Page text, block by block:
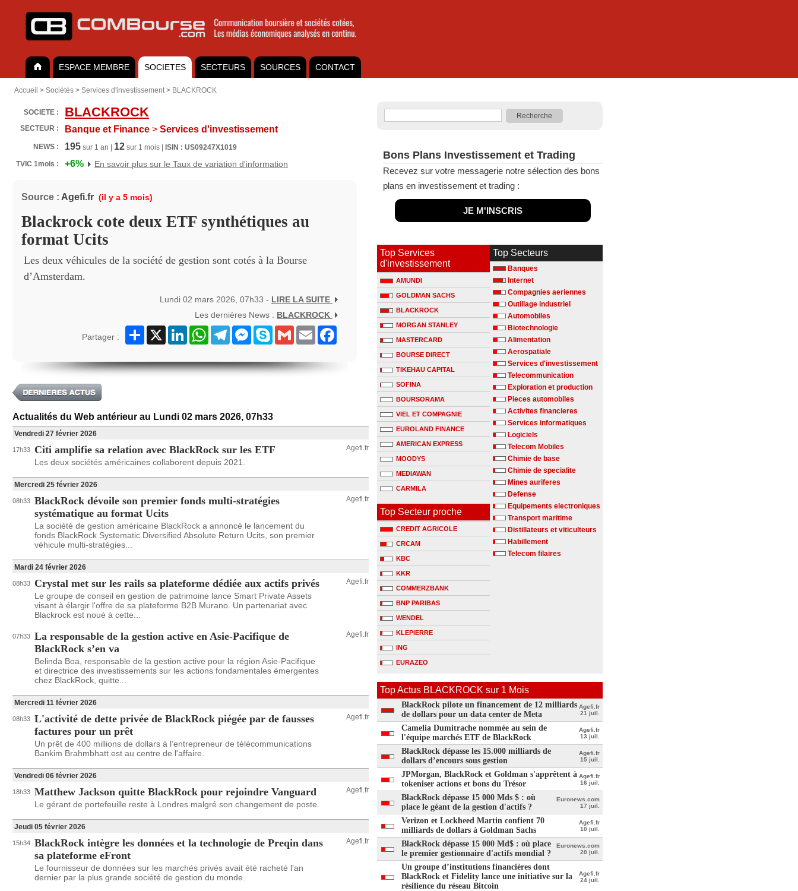
ESPACE MEMBRE SOCIETES SECTEURS SOURCES CONTACT
Accueil > Sociétés > Services d'investissement> BLACKROCK
SOCIETE : BLACKROCK
SECTEUR : Banque et Finance > Services d'investissement
NEWS : 195 sur 1 an | 12 sur 1 mois |
ISIN : US09247X1019
TVIC 1mois :
+6% En savoir plus sur le Taux de variation d'information
Source : Agefi.fr (il y a 5 mois)
Blackrock cote deux ETF synthétiques au
format Ucits
Les deux véhicules de la société de gestion sont cotés à la Bourse
d’Amsterdam.
Lundi 02 mars 2026, 07h33 - LIRE LA SUITE
Les dernières News : BLACKROCK
Partager :
Partager
X LinkedInWhatsAppTelegramMessenger
Skype Gmail Email
Actualités du Web antérieur au Lundi 02 mars 2026, 07h33
Vendredi 27 février 2026
17h33 Citi amplifie sa relation avec BlackRock sur les ETF
Les deux sociétés américaines collaborent depuis 2021.
Agefi.fr
Mercredi 25 février 2026
08h33 BlackRock dévoile son premier fonds multi-stratégies
systématique au format Ucits
La société de gestion américaine BlackRock a annoncé le lancement du
fonds BlackRock Systematic Diversified Absolute Return Ucits, son premier
véhicule multi-stratégies...
Agefi.fr
Mardi 24 février 2026
08h33 Crystal met sur les rails sa plateforme dédiée aux actifs privés
Le groupe de conseil en gestion de patrimoine lance Smart Private Assets
visant à élargir l'offre de sa plateforme B2B Murano. Un partenariat avec
Blackrock est noué à cette...
Agefi.fr
07h33 La responsable de la gestion active en Asie-Pacifique de
BlackRock s’en va
Belinda Boa, responsable de la gestion active pour la région Asie-Pacifique
et directrice des investissements sur les actions fondamentales émergentes
chez BlackRock, quitte...
Agefi.fr
Mercredi 11 février 2026
08h33 L'activité de dette privée de BlackRock piégée par de fausses
factures pour un prêt
Un prêt de 400 millions de dollars à l’entrepreneur de télécommunications
Bankim Brahmbhatt est au centre de l'affaire.
Agefi.fr
Vendredi 06 février 2026
18h33 Matthew Jackson quitte BlackRock pour rejoindre Vanguard
Le gérant de portefeuille reste à Londres malgré son changement de poste.
Agefi.fr
Jeudi 05 février 2026
15h34 BlackRock intègre les données et la technologie de Preqin dans
sa plateforme eFront
Le fournisseur de données sur les marchés privés avait été racheté l'an
dernier par la plus grande société de gestion du monde.
Agefi.fr
Bons Plans Investissement et Trading
Recevez sur votre messagerie notre sélection des bons
plans en investissement et trading :
JE M'INSCRIS
Top Services
d'investissement
AMUNDI
GOLDMAN SACHS
BLACKROCK
MORGAN STANLEY
MASTERCARD
BOURSE DIRECT
TIKEHAU CAPITAL
SOFINA
BOURSORAMA
VIEL ET COMPAGNIE
EUROLAND FINANCE
AMERICAN EXPRESS
MOODYS
MEDIAWAN
CARMILA
Top Secteur proche
CREDIT AGRICOLE
CRCAM
KBC
KKR
COMMERZBANK
BNP PARIBAS
WENDEL
KLEPIERRE
ING
EURAZEO
Top Secteurs
Banques
Internet
Compagnies aeriennes
Outillage industriel
Automobiles
Biotechnologie
Alimentation
Aerospatiale
Services d'investissement
Telecommunication
Exploration et production
Pieces automobiles
Activites financieres
Services informatiques
Logiciels
Telecom Mobiles
Chimie de base
Chimie de specialite
Mines auriferes
Defense
Equipements electroniques
Transport maritime
Distillateurs et viticulteurs
Habillement
Telecom filaires
Top Actus BLACKROCK sur 1 Mois
BlackRock pilote un financement de 12 milliards
de dollars pour un data center de Meta
Agefi.fr
21 juil.
Camelia Dumitrache nommée au sein de
l'équipe marchés ETF de BlackRock
Agefi.fr
13 juil.
BlackRock dépasse les 15.000 milliards de
dollars d’encours sous gestion
Agefi.fr
15 juil.
JPMorgan, BlackRock et Goldman s'apprêtent à
tokeniser actions et bons du Trésor
Agefi.fr
16 juil.
BlackRock dépasse 15 000 Mds $ : où
place le géant de la gestion d'actifs ?
Euronews.com
17 juil.
Verizon et Lockheed Martin confient 70
milliards de dollars à Goldman Sachs
Agefi.fr
10 juil.
BlackRock dépasse 15 000 Md$ : où place
le premier gestionnaire d'actifs mondial ?
Euronews.com
20 juil.
Un groupe d’institutions financières dont
BlackRock et Fidelity lance une initiative sur la
résilience du réseau Bitcoin
Agefi.fr
24 juil.